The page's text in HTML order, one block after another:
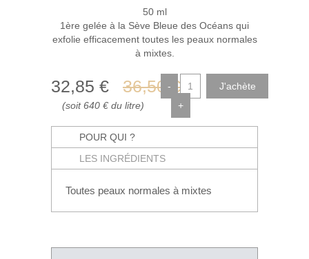
50 ml
1ère gelée à la Sève Bleue des Océans qui
exfolie efficacement toutes les peaux normales
à mixtes.
32,85 € 36,50 €
(soit 640 € du litre)
-
+
POUR QUI ?
LES INGRÉDIENTS
Toutes peaux normales à mixtes